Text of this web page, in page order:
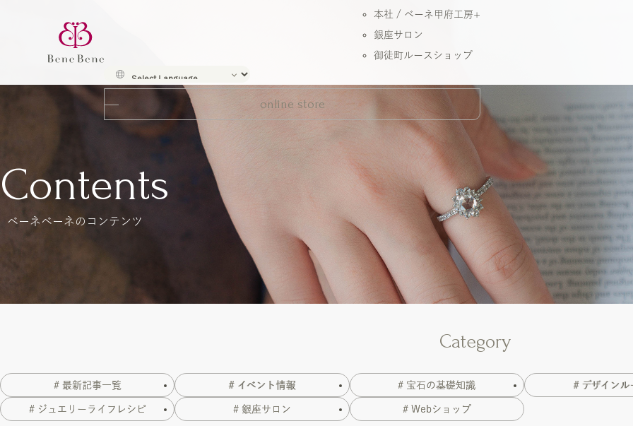
本社 / ベーネ甲府工房+
銀座サロン
御徒町ルースショップ
online store
Contents
ベーネベーネのコンテンツ
Category
# 最新記事一覧 # イベント情報 # 宝石の基礎知識 # デザインル
# ジュエリーライフレシピ # 銀座サロン # Webショップ